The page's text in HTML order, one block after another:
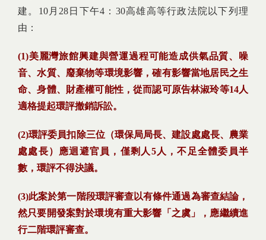
建。10月28日下午4：30高雄高等行政法院以下列理
由：
(1)美麗灣旅館興建與營運過程可能造成供氣品質、噪
音、水質、廢棄物等環境影響，確有影響當地居民之生
命、身體、財產權可能性，從而認可原告林淑玲等14人
適格提起環評撤銷訴訟。
(2)環評委員扣除三位（環保局局長、建設處處長、農業
處處長）應迴避官員，僅剩人5人，不足全體委員半
數，環評不得決議。
(3)此案於第一階段環評審查以有條件通過為審查結論，
然只要開發案對於環境有重大影響「之虞」，應繼續進
行二階環評審查。